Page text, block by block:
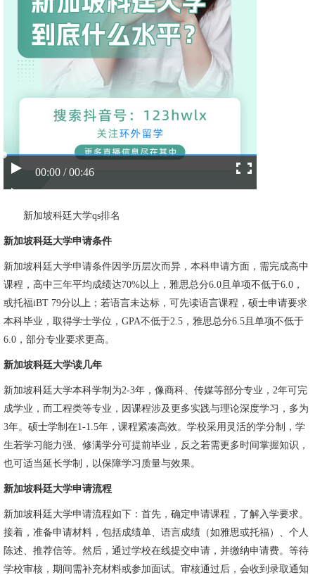
00:00 / 00:46
新加坡科廷大学qs排名
新加坡科廷大学申请条件
新加坡科廷大学申请条件因学历层次而异，本科申请方面，需完成高中
课程，高中三年平均成绩达70%以上，雅思总分6.0且单项不低于6.0，
或托福iBT 79分以上；若语言未达标，可先读语言课程，硕士申请要求
本科毕业，取得学士学位，GPA不低于2.5，雅思总分6.5且单项不低于
6.0，部分专业要求更高。
新加坡科廷大学读几年
新加坡科廷大学本科学制为2-3年，像商科、传媒等部分专业，2年可完
成学业，而工程类等专业，因课程涉及更多实践与理论深度学习，多为
3年。硕士学制在1-1.5年，课程紧凑高效。学校采用灵活的学分制，学
生若学习能力强、修满学分可提前毕业，反之若需更多时间掌握知识，
也可适当延长学制，以保障学习质量与效果。
新加坡科廷大学申请流程
新加坡科廷大学申请流程如下：首先，确定申请课程，了解入学要求。
接着，准备申请材料，包括成绩单、语言成绩（如雅思或托福）、个人
陈述、推荐信等。然后，通过学校在线提交申请，并缴纳申请费。等待
学校审核，期间需补充材料或参加面试。审核通过后，会收到录取通知